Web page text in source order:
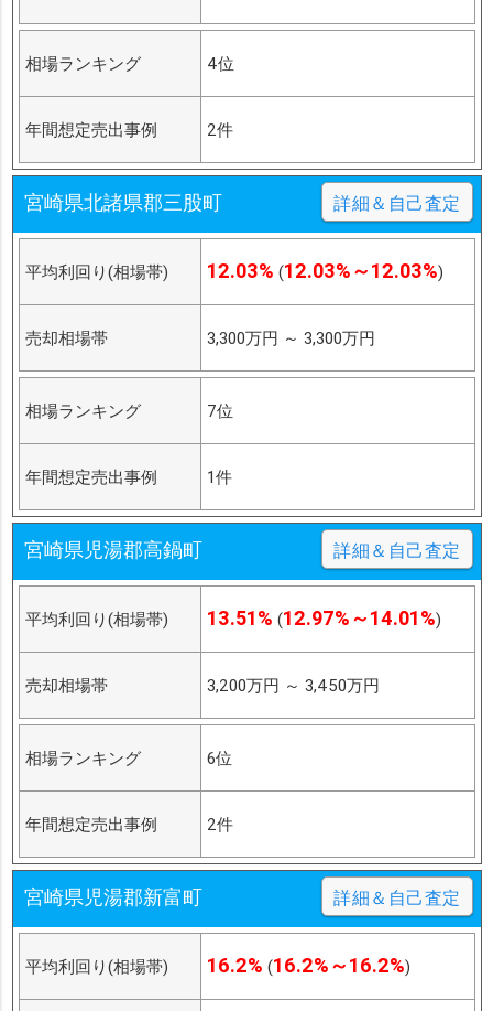
相場ランキング 4位
年間想定売出事例 2件
宮崎県北諸県郡三股町 詳細＆自己査定
平均利回り(相場帯) 12.03% (12.03%～12.03%)
売却相場帯 3,300万円 ～ 3,300万円
相場ランキング 7位
年間想定売出事例 1件
宮崎県児湯郡高鍋町 詳細＆自己査定
平均利回り(相場帯) 13.51% (12.97%～14.01%)
売却相場帯 3,200万円 ～ 3,450万円
相場ランキング 6位
年間想定売出事例 2件
宮崎県児湯郡新富町 詳細＆自己査定
平均利回り(相場帯) 16.2% (16.2%～16.2%)